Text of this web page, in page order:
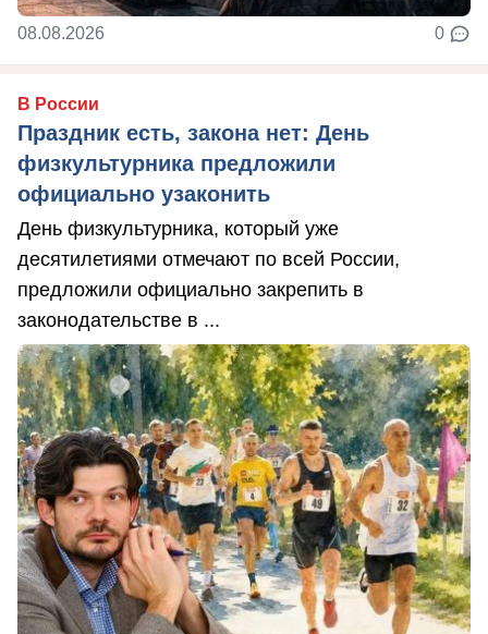
08.08.2026 0
В России
Праздник есть, закона нет: День
физкультурника предложили
официально узаконить
День физкультурника, который уже
десятилетиями отмечают по всей России,
предложили официально закрепить в
законодательстве в ...